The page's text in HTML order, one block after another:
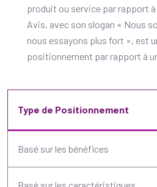
produit ou service par rapport
Avis, avec son slogan « Nous
nous essayons plus fort », est
positionnement par rapport à
Type de Positionnement
Basé sur les bénéfices